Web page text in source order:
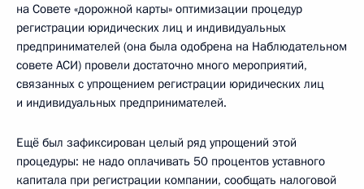
на Совете «дорожной карты» оптимизации процедур
регистрации юридических лиц и индивидуальных
предпринимателей (она была одобрена на Наблюдательном
совете АСИ) провели достаточно много мероприятий,
связанных с упрощением регистрации юридических лиц
и индивидуальных предпринимателей.
Ещё был зафиксирован целый ряд упрощений этой
процедуры: не надо оплачивать 50 процентов уставного
капитала при регистрации компании, сообщать налоговой